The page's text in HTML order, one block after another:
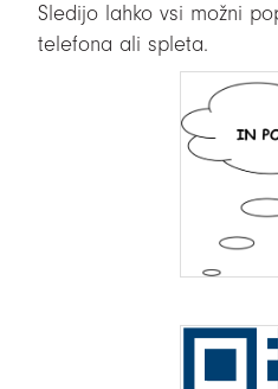
Sledijo lahko vsi možni
telefona ali spleta.